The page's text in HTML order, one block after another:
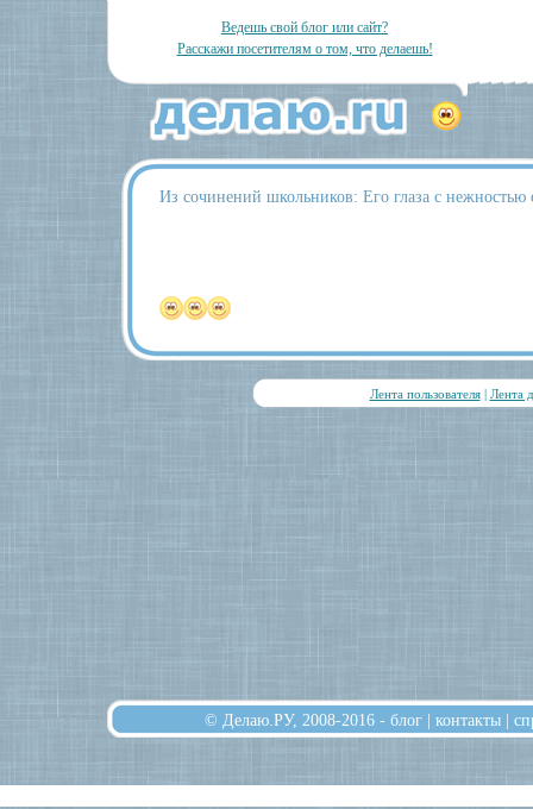
Ведешь свой блог или сайт?
Расскажи посетителям о том, что делаешь!
Из сочинений школьников: Его глаза с нежностью
Лента пользователя| Лента
© Делаю.РУ, 2008-2016 - блог | контакты |